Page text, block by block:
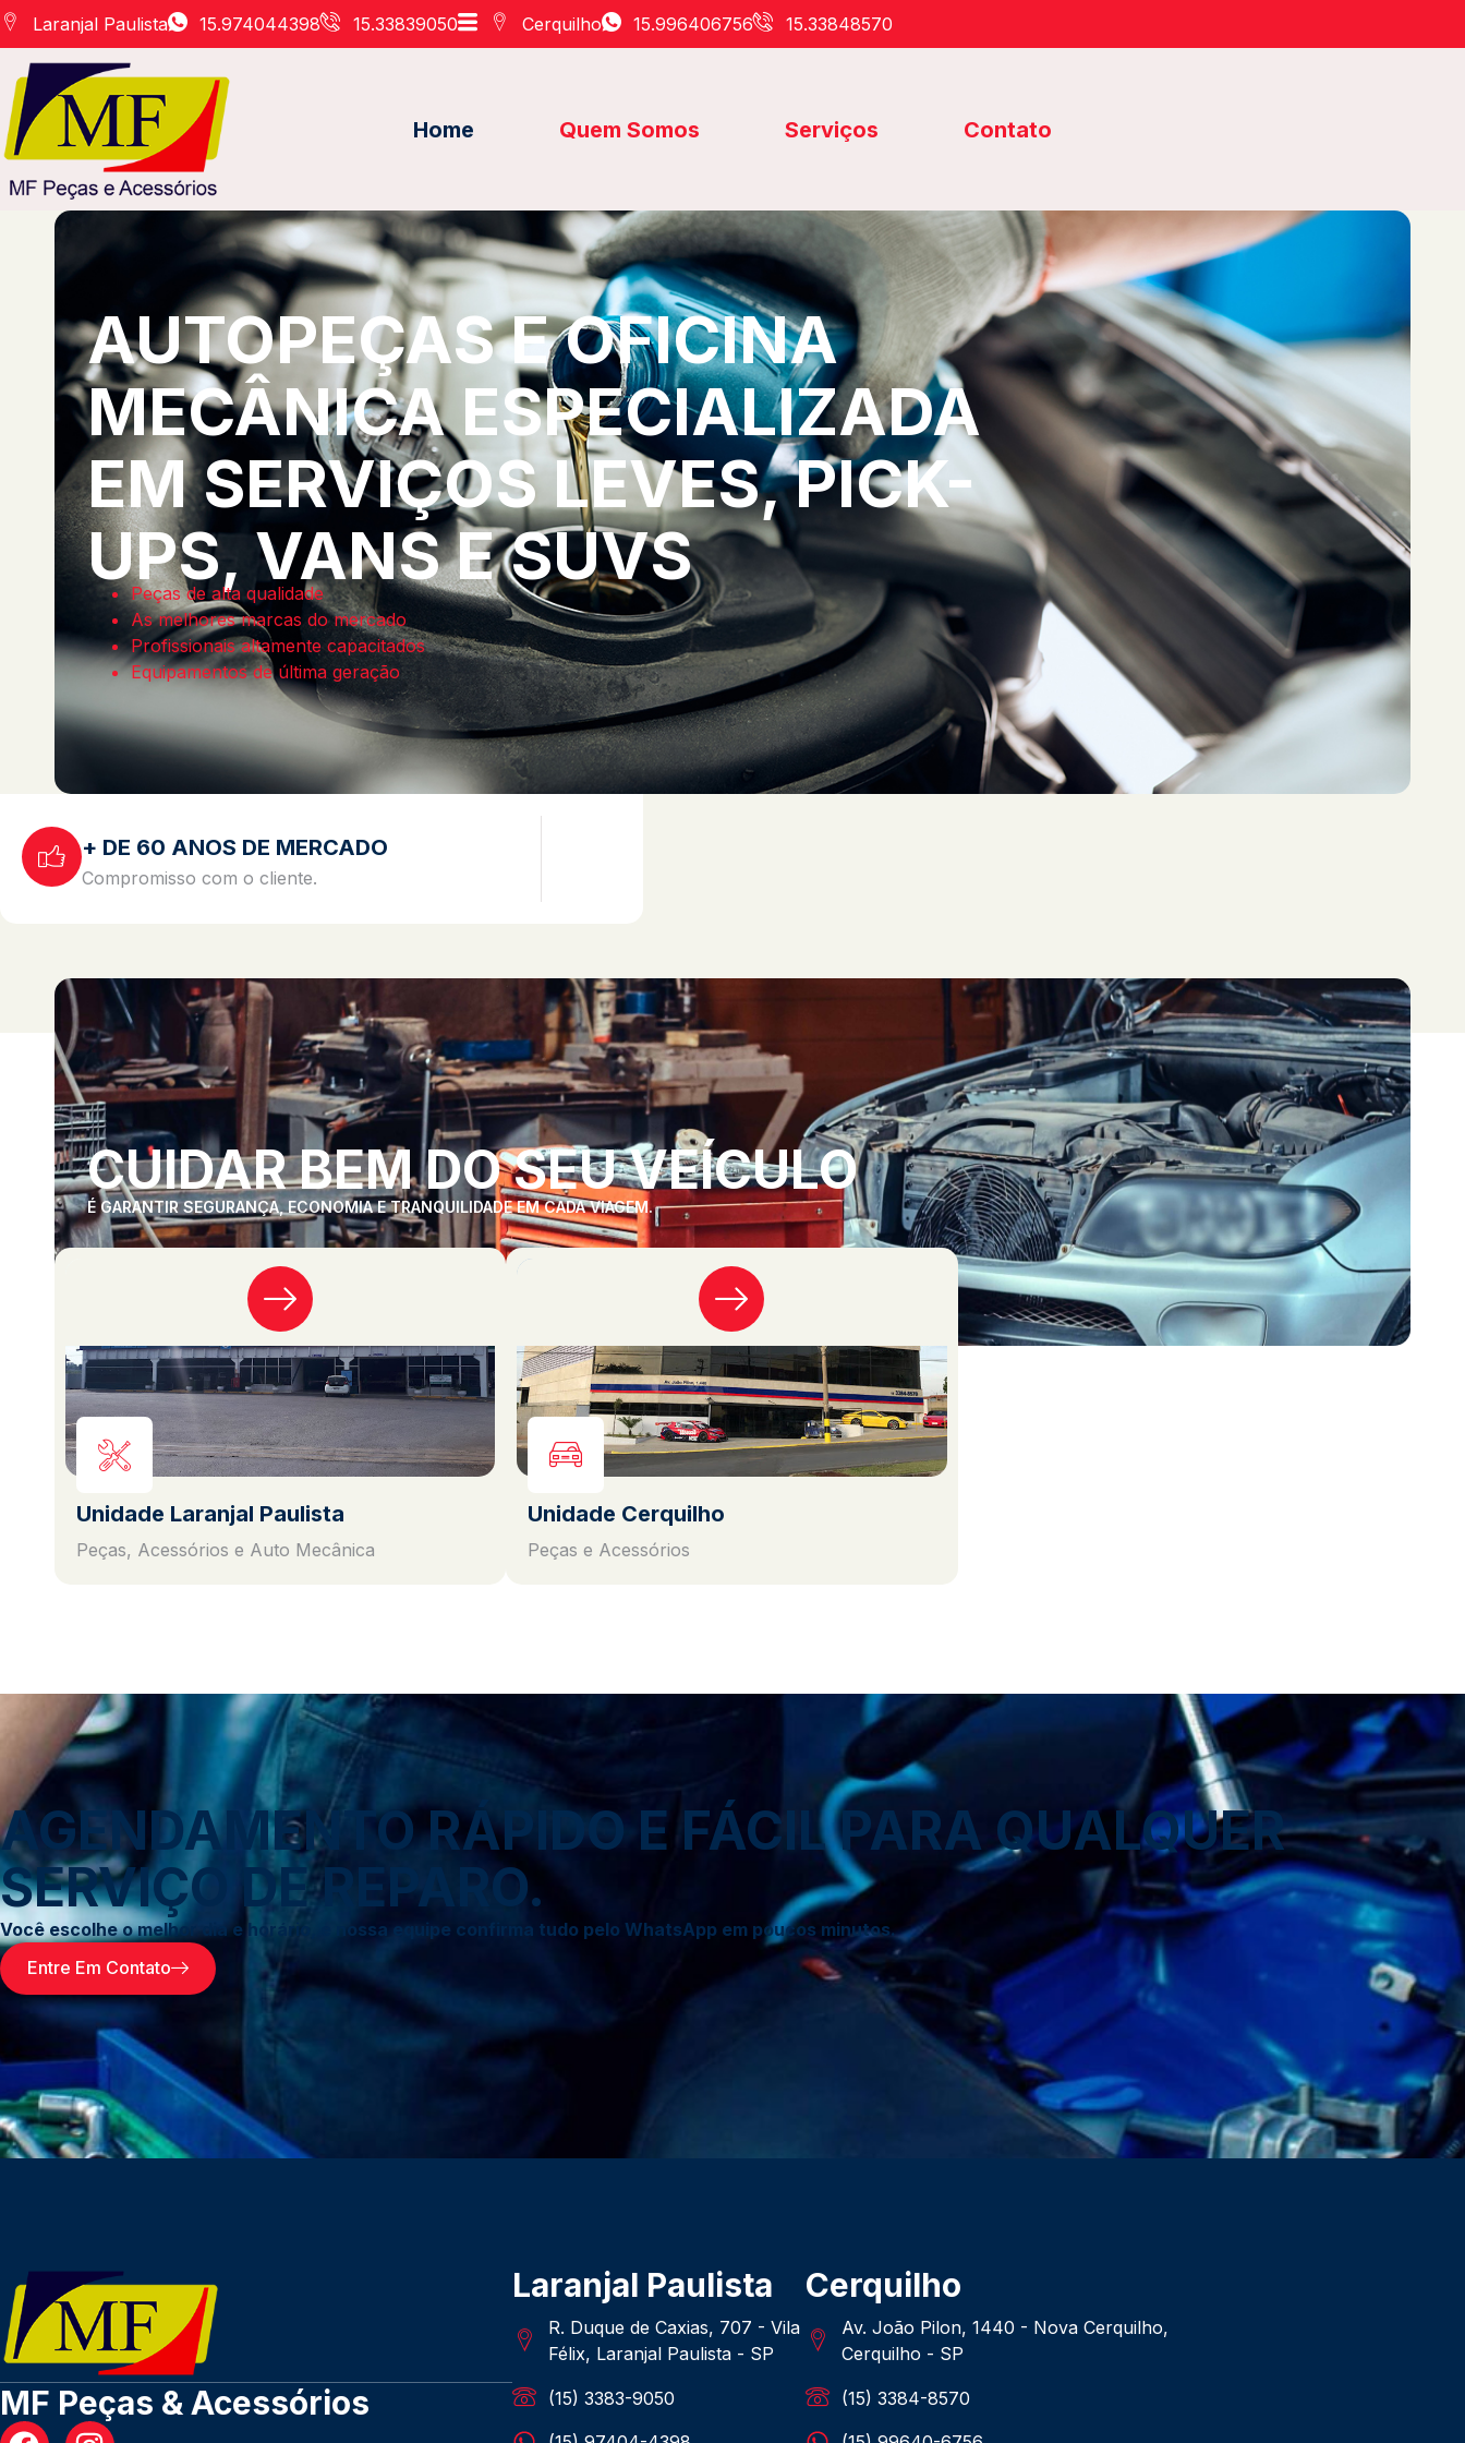
Laranjal Paulista 15.974044398 15.33839050 Cerquilho 15.996406756 15.33848570
Home Quem Somos Serviços Contato
AUTOPEÇAS E OFICINA
MECÂNICA ESPECIALIZADA
EM SERVIÇOS LEVES, PICK-
UPS, VANS E SUVS
Peças de alta qualidade
As melhores marcas do mercado
Profissionais altamente capacitados
Equipamentos de última geração
+ DE 60 ANOS DE MERCADO
Compromisso com o cliente.
CUIDAR BEM DO SEU VEÍCULO
É GARANTIR SEGURANÇA, ECONOMIA E TRANQUILIDADE EM CADA VIAGEM.
Unidade Laranjal Paulista
Peças, Acessórios e Auto Mecânica
Unidade Cerquilho
Peças e Acessórios
AGENDAMENTO RÁPIDO E FÁCIL PARA QUALQUER
SERVIÇO DE REPARO.
Você escolhe o melhor dia e horário, e nossa equipe confirma tudo pelo WhatsApp em poucos minutos.
Entre Em Contato
MF Peças & Acessórios
Laranjal Paulista
R. Duque de Caxias, 707 - Vila
Félix, Laranjal Paulista - SP
(15) 3383-9050
Cerquilho
Av. João Pilon, 1440 - Nova Cerquilho,
Cerquilho - SP
(15) 3384-8570